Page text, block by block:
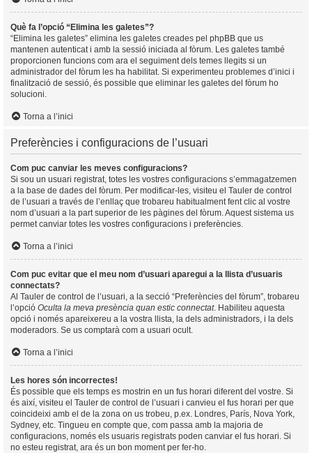
Què fa l’opció “Elimina les galetes”?
“Elimina les galetes” elimina les galetes creades pel phpBB que us
mantenen autenticat i amb la sessió iniciada al fòrum. Les galetes també
proporcionen funcions com ara el seguiment dels temes llegits si un
administrador del fòrum les ha habilitat. Si experimenteu problemes d’inici i
finalització de sessió, és possible que eliminar les galetes del fòrum ho
solucioni.
Torna a l’inici
Preferències i configuracions de l’usuari
Com puc canviar les meves configuracions?
Si sou un usuari registrat, totes les vostres configuracions s’emmagatzemen
a la base de dades del fòrum. Per modificar-les, visiteu el Tauler de control
de l’usuari a través de l’enllaç que trobareu habitualment fent clic al vostre
nom d’usuari a la part superior de les pàgines del fòrum. Aquest sistema us
permet canviar totes les vostres configuracions i preferències.
Torna a l’inici
Com puc evitar que el meu nom d’usuari aparegui a la llista d’usuaris
connectats?
Al Tauler de control de l’usuari, a la secció “Preferències del fòrum”, trobareu
l’opció Oculta la meva presència quan estic connectat. Habiliteu aquesta
opció i només apareixereu a la vostra llista, la dels administradors, i la dels
moderadors. Se us comptarà com a usuari ocult.
Torna a l’inici
Les hores són incorrectes!
És possible que els temps es mostrin en un fus horari diferent del vostre. Si
és així, visiteu el Tauler de control de l’usuari i canvieu el fus horari per que
coincideixi amb el de la zona on us trobeu, p.ex. Londres, París, Nova York,
Sydney, etc. Tingueu en compte que, com passa amb la majoria de
configuracions, només els usuaris registrats poden canviar el fus horari. Si
no esteu registrat, ara és un bon moment per fer-ho.